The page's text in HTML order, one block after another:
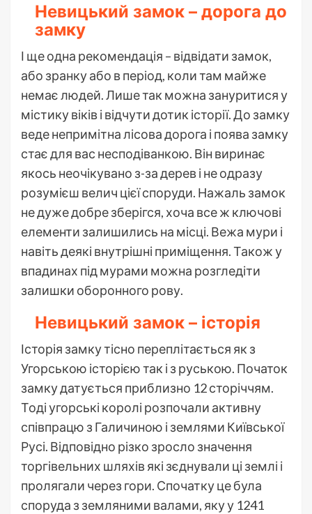
Невицький замок – дорога до
замку
І ще одна рекомендація – відвідати замок,
або зранку або в період, коли там майже
немає людей. Лише так можна зануритися у
містику віків і відчути дотик історії. До замку
веде непримітна лісова дорога і поява замку
стає для вас несподіванкою. Він виринає
якось неочікувано з-за дерев і не одразу
розумієш велич цієї споруди. Нажаль замок
не дуже добре зберігся, хоча все ж ключові
елементи залишились на місці. Вежа мури і
навіть деякі внутрішні приміщення. Також у
впадинах під мурами можна розгледіти
залишки оборонного рову.
Невицький замок – історія
Історія замку тісно переплітається як з
Угорською історією так і з руською. Початок
замку датується приблизно 12 сторіччям.
Тоді угорські королі розпочали активну
співпрацю з Галичиною і землями Київської
Русі. Відповідно різко зросло значення
торгівельних шляхів які зєднували ці землі і
пролягали через гори. Спочатку це була
споруда з земляними валами, яку у 1241